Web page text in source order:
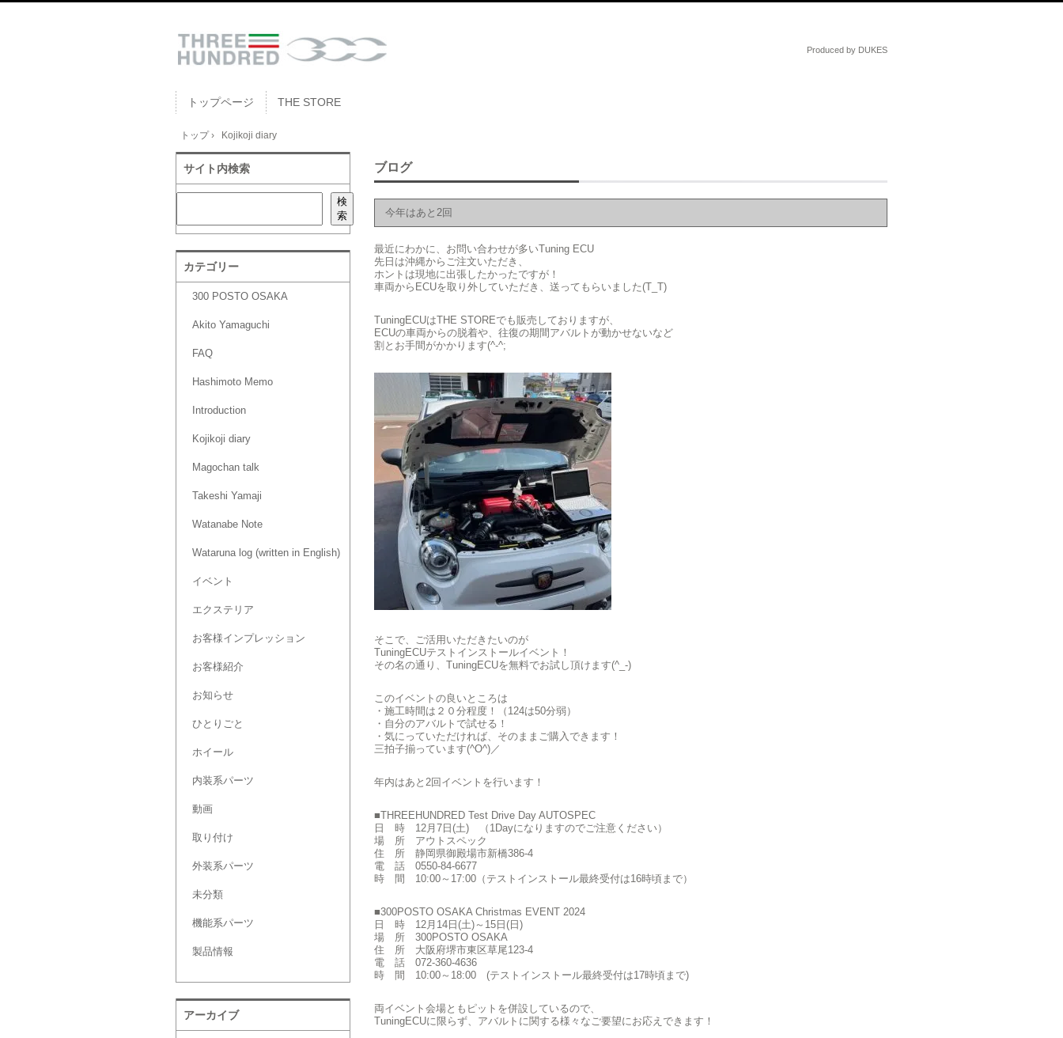
Produced by DUKES
トップページ THE STORE
トップ› Kojikoji diary
ブログ
今年はあと2回
最近にわかに、お問い合わせが多いTuning ECU
先日は沖縄からご注文いただき、
ホントは現地に出張したかったですが！
車両からECUを取り外していただき、送ってもらいました(T_T)
TuningECUはTHE STOREでも販売しておりますが、
ECUの車両からの脱着や、往復の期間アバルトが動かせないなど
割とお手間がかかります(^-^;
そこで、ご活用いただきたいのが
TuningECUテストインストールイベント！
その名の通り、TuningECUを無料でお試し頂けます(^_-)
このイベントの良いところは
・施工時間は２０分程度！（124は50分弱）
・自分のアバルトで試せる！
・気にっていただければ、そのままご購入できます！
三拍子揃っています(^O^)／
年内はあと2回イベントを行います！
■THREEHUNDRED Test Drive Day AUTOSPEC
日 時 12月7日(土) （1Dayになりますのでご注意ください）
場 所 アウトスペック
住 所 静岡県御殿場市新橋386-4
電 話 0550-84-6677
時 間 10:00～17:00（テストインストール最終受付は16時頃まで）
■300POSTO OSAKA Christmas EVENT 2024
日 時 12月14日(土)～15日(日)
場 所 300POSTO OSAKA
住 所 大阪府堺市東区草尾123-4
電 話 072-360-4636
時 間 10:00～18:00 (テストインストール最終受付は17時頃まで)
両イベント会場ともピットを併設しているので、
TuningECUに限らず、アバルトに関する様々なご要望にお応えできます！
サイト内検索
検
索
カテゴリー
300 POSTO OSAKA
Akito Yamaguchi
FAQ
Hashimoto Memo
Introduction
Kojikoji diary
Magochan talk
Takeshi Yamaji
Watanabe Note
Wataruna log (written in English)
イベント
エクステリア
お客様インプレッション
お客様紹介
お知らせ
ひとりごと
ホイール
内装系パーツ
動画
取り付け
外装系パーツ
未分類
機能系パーツ
製品情報
アーカイブ